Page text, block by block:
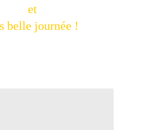
et
belle journée !